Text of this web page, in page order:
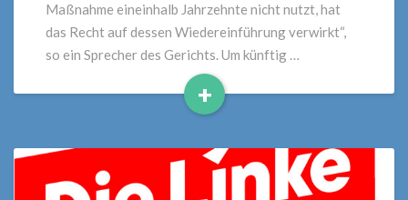
Maßnahme eineinhalb Jahrzehnte nicht nutzt, hat
das Recht auf dessen Wiedereinführung verwirkt“,
so ein Sprecher des Gerichts. Um künftig …
+
Read